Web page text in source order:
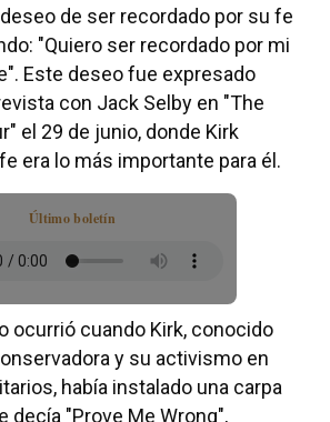
de ser recordado por su fe
"Quiero ser recordado por mi
Este deseo fue expresado
con Jack Selby en "The
el 29 de junio, donde Kirk
era lo más importante para él.
Último boletín
ocurrió cuando Kirk, conocido
y su activismo en
había instalado una carpa
decía "Prove Me Wrong",